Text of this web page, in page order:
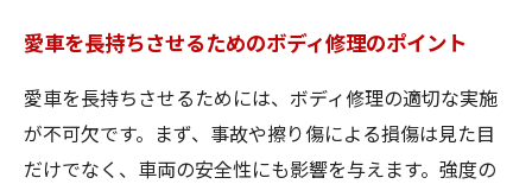
愛車を長持ちさせるためのボディ修理のポイント
愛車を長持ちさせるためには、ボディ修理の適切な実施
が不可欠です。まず、事故や擦り傷による損傷は見た目
だけでなく、車両の安全性にも影響を与えます。強度の